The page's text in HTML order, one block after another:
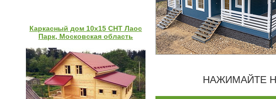
НАЖИМАЙТЕ
Каркасный дом 10х15 СНТ Лаос
Парк, Московская область